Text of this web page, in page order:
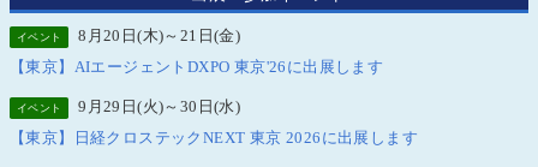
イベント
8月20日(木)～21日(金)
【東京】AIエージェントDXPO 東京'26に出展します
イベント
9月29日(火)～30日(水)
【東京】日経クロステックNEXT 東京 2026に出展します